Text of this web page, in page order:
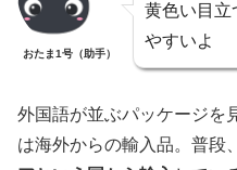
おたま1号（助手）
黄色い目立
やすいよ
外国語が並ぶパッケージを
は海外からの輸入品。普段